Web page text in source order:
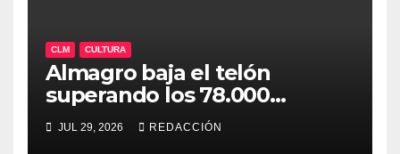
CLM CULTURA
Almagro baja el telón
superando los 78.000
espectadores y ya encara su
50ª edición para 2027
JUL 29, 2026 REDACCIÓN